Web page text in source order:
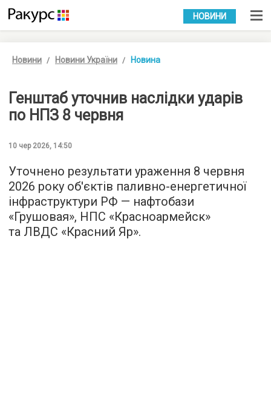
УКР РУС
НОВИНИ
Новини Новини України Новина
Генштаб уточнив наслідки ударів
по НПЗ 8 червня
10 чер 2026, 14:50
Уточнено результати ураження 8 червня
2026 року об'єктів паливно-енергетичної
інфраструктури РФ — нафтобази
«Грушовая», НПС «Красноармейск»
та ЛВДС «Красний Яр».